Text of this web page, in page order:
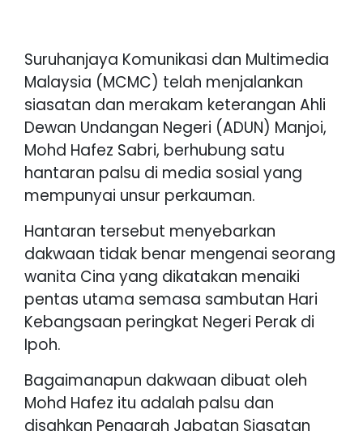
Suruhanjaya Komunikasi dan Multimedia
Malaysia (MCMC) telah menjalankan
siasatan dan merakam keterangan Ahli
Dewan Undangan Negeri (ADUN) Manjoi,
Mohd Hafez Sabri, berhubung satu
hantaran palsu di media sosial yang
mempunyai unsur perkauman.
Hantaran tersebut menyebarkan
dakwaan tidak benar mengenai seorang
wanita Cina yang dikatakan menaiki
pentas utama semasa sambutan Hari
Kebangsaan peringkat Negeri Perak di
Ipoh.
Bagaimanapun dakwaan dibuat oleh
Mohd Hafez itu adalah palsu dan
disahkan Pengarah Jabatan Siasatan